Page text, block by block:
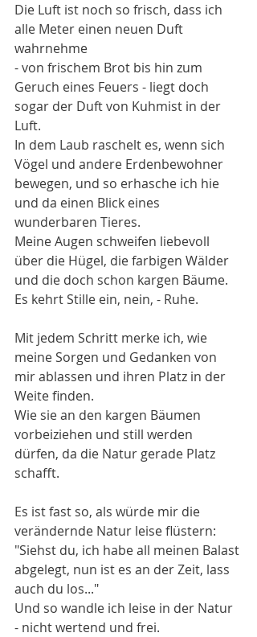
Die Luft ist noch so frisch, dass ich
alle Meter einen neuen Duft
wahrnehme
- von frischem Brot bis hin zum
Geruch eines Feuers - liegt doch
sogar der Duft von Kuhmist in der
Luft.
In dem Laub raschelt es, wenn sich
Vögel und andere Erdenbewohner
bewegen, und so erhasche ich hie
und da einen Blick eines
wunderbaren Tieres.
Meine Augen schweifen liebevoll
über die Hügel, die farbigen Wälder
und die doch schon kargen Bäume.
Es kehrt Stille ein, nein, - Ruhe.
Mit jedem Schritt merke ich, wie
meine Sorgen und Gedanken von
mir ablassen und ihren Platz in der
Weite finden.
Wie sie an den kargen Bäumen
vorbeiziehen und still werden
dürfen, da die Natur gerade Platz
schafft.
Es ist fast so, als würde mir die
verändernde Natur leise flüstern:
"Siehst du, ich habe all meinen Balast
abgelegt, nun ist es an der Zeit, lass
auch du los..."
Und so wandle ich leise in der Natur
- nicht wertend und frei.